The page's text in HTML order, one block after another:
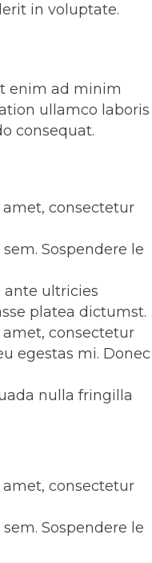
in voluptate.
enim ad minim
ullamco laboris
consequat.
consectetur
Sospendere le
ante ultricies
platea dictumst.
consectetur
egestas mi. Donec
nulla fringilla
consectetur
Sospendere le